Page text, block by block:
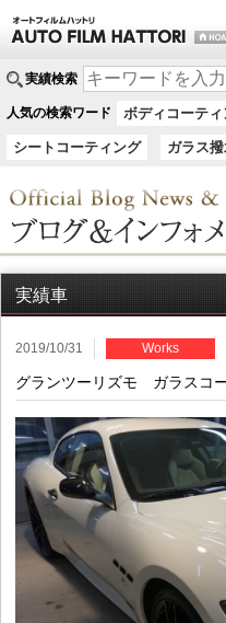
実績検索
人気の検索ワード ボディコーティ
シートコーティング ガラス
実績車
2019/10/31 Works
グランツーリズモ ガラスコ